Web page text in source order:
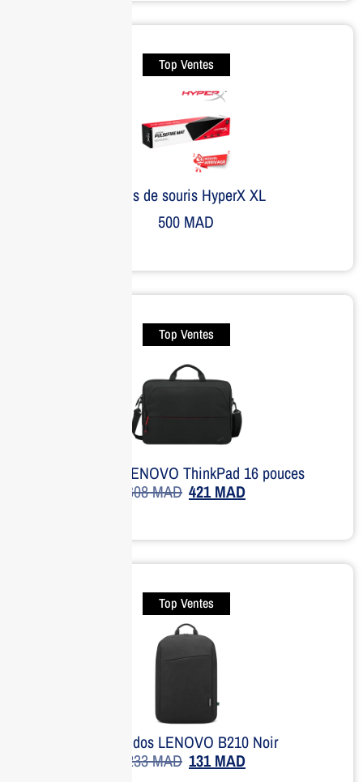
Top Ventes
Tapis de souris HyperX XL
500 MAD
Top Ventes
Sacoche LENOVO ThinkPad 16 pouces
608MAD 421MAD
Top Ventes
Sac à dos LENOVO B210 Noir
233MAD 131MAD